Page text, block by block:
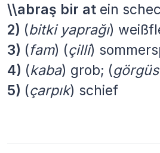
\\abraş bir at ein
2) (bitki yaprağı)
3) (fam) (çilli)
4) (kaba) grob; (
5) (çarpık) schief